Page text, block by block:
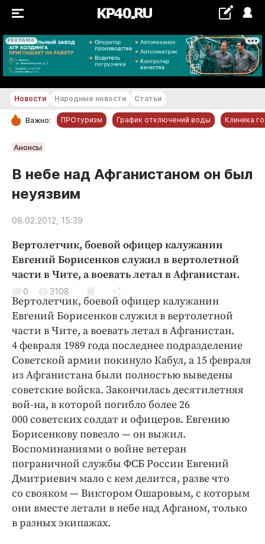
РЕКЛАМА
+25...+26 °С
РУБРИКИ
Обнинск
Новости компаний
Статьи
Народные новости
Авто и транспорт
Благоустройство
Криминал
Культура
Недвижимость и ЖКХ
Образование
Общество
Погода
Праздники
Происшествия
Спорт
Экономика и бизнес
ПРОЕКТЫ
Блоги
Издания
Медиаперсона
Новости Народные новости Статьи
Важно: ПРОтуризм График отключений воды Клиника
Анонсы
В небе над Афганистаном он был
неуязвим
08.02.2012, 15:39
Вертолетчик, боевой офицер калужанин
Евгений Борисенков служил в вертолетной
части в Чите, а воевать летал в Афганистан.
0 3108
Вертолетчик, боевой офицер калужанин
Евгений Борисенков служил в вертолетной
части в Чите, а воевать летал в Афганистан.
4 февраля 1989 года последнее подразделение
Советской армии покинуло Кабул, а 15 февраля
из Афганистана были полностью выведены
советские войска. Закончилась десятилетняя
вой-на, в которой погибло более 26
000 советских солдат и офицеров. Евгению
Борисенкову повезло — он выжил.
Воспоминаниями о войне ветеран
пограничной службы ФСБ России Евгений
Дмитриевич мало с кем делится, разве что
со свояком — Виктором Ошаровым, с которым
они вместе летали в небе над Афганом, только
в разных экипажах.